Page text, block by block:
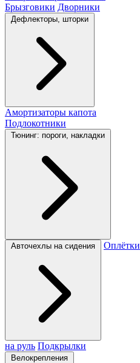
Брызговики Дворники
Дефлекторы, шторки
Амортизаторы капота
Подлокотники
Тюнинг: пороги, накладки
Авточехлы на сидения Оплётки
на руль Подкрылки
Велокрепления